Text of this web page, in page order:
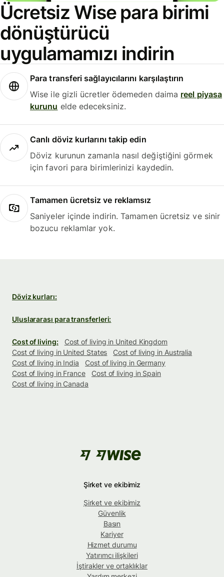
Ücretsiz Wise para birimi
dönüştürücü
uygulamamızı indirin
Para transferi sağlayıcılarını karşılaştırın
Wise ile gizli ücretler ödemeden daima reel piyasa
kurunu elde edeceksiniz.
Canlı döviz kurlarını takip edin
Döviz kurunun zamanla nasıl değiştiğini görmek
için favori para birimlerinizi kaydedin.
Tamamen ücretsiz ve reklamsız
Saniyeler içinde indirin. Tamamen ücretsiz ve sinir
bozucu reklamlar yok.
Döviz kurları:
Uluslararası para transferleri:
Cost of living:
Cost of living in United Kingdom
Cost of living in United States
Cost of living in Australia
Cost of living in India
Cost of living in Germany
Cost of living in France
Cost of living in Spain
Cost of living in Canada
Şirket ve ekibimiz
Şirket ve ekibimiz
Güvenlik
Basın
Kariyer
Hizmet durumu
Yatırımcı ilişkileri
İştirakler ve ortaklıklar